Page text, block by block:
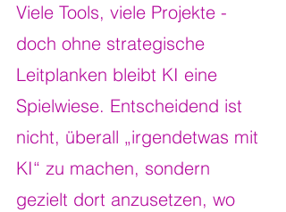
Viele Tools, viele Projekte -
doch ohne strategische
Leitplanken bleibt KI eine
Spielwiese. Entscheidend ist
nicht, überall „irgendetwas mit
KI“ zu machen, sondern
gezielt dort anzusetzen, wo